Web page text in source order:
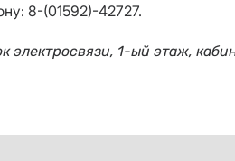
8-(01592)-42727.
1-ый этаж,